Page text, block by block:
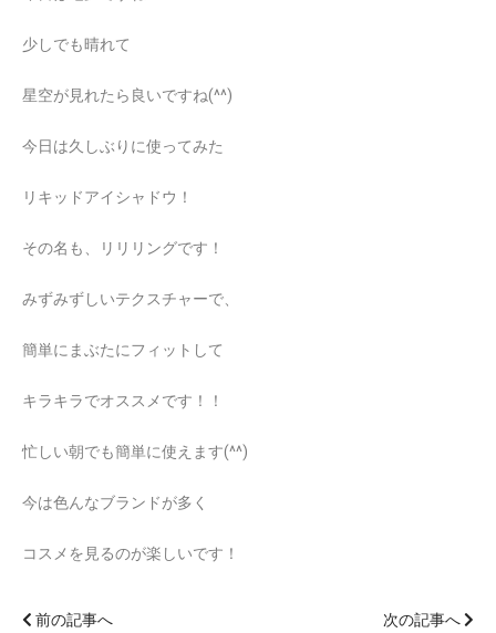
少しでも晴れて
星空が見れたら良いですね(^^)
今日は久しぶりに使ってみた
リキッドアイシャドウ！
その名も、リリリングです！
みずみずしいテクスチャーで、
簡単にまぶたにフィットして
キラキラでオススメです！！
忙しい朝でも簡単に使えます(^^)
今は色んなブランドが多く
コスメを見るのが楽しいです！
前の記事へ 次の記事へ